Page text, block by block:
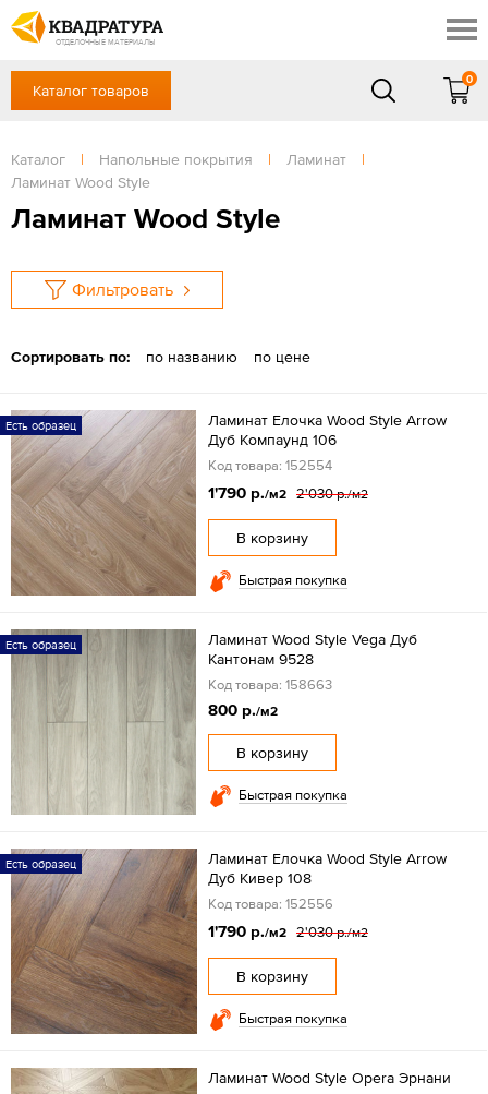
ОТДЕЛОЧНЫЕ МАТЕРИАЛЫ
Профи
Контакты
Доставка и оплата
Выставочный зал
Готовые решения
+7 (861) 217-94-70
Сб, Вс — выходной
ЗАКАЗАТЬ ЗВОНОК
Каталог товаров
0
Каталог | Напольные покрытия | Ламинат
|
Ламинат Wood Style
Ламинат Wood Style
Фильтровать
Сортировать по: по названию по цене
Есть образец
Ламинат Елочка Wood Style Arrow
Дуб Компаунд 106
Код товара: 152554
1'790 р./м2 2'030 р./м2
В корзину
Быстрая покупка
Есть образец
Ламинат Wood Style Vega Дуб
Кантонам 9528
Код товара: 158663
800 р./м2
В корзину
Быстрая покупка
Есть образец
Ламинат Елочка Wood Style Arrow
Дуб Кивер 108
Код товара: 152556
1'790 р./м2 2'030 р./м2
В корзину
Быстрая покупка
Ламинат Wood Style Opera Эрнани